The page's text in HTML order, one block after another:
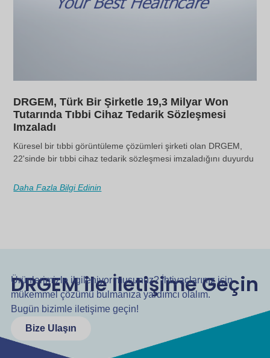
DRGEM, Türk Bir Şirketle 19,3 Milyar Won
Tutarında Tıbbi Cihaz Tedarik Sözleşmesi
Imzaladı
Küresel bir tıbbi görüntüleme çözümleri şirketi olan DRGEM,
22'sinde bir tıbbi cihaz tedarik sözleşmesi imzaladığını duyurdu
Daha Fazla Bilgi Edinin
DRGEM ile İletişime Geçin
Ürünlerimizle ilgileniyor musunuz? İhtiyaçlarınız için
mükemmel çözümü bulmanıza yardımcı olalım.
Bugün bizimle iletişime geçin!
Bize Ulaşın